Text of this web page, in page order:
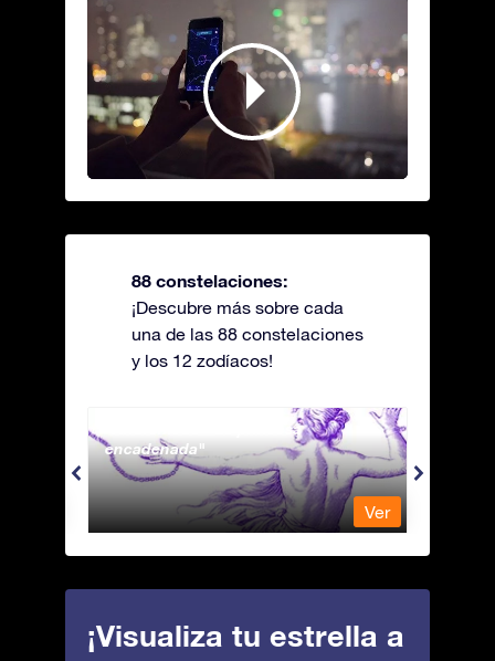
88 constelaciones:
¡Descubre más sobre cada
una de las 88 constelaciones
y los 12 zodíacos!
Andromeda - La princesa
encadenada
Ver
¡Visualiza tu estrella a